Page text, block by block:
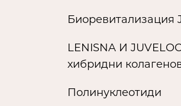
Биоревитализация
LENISNA И
хибридни
Полинуклеотиди